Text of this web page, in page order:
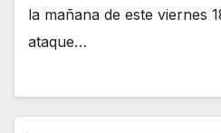
la mañana de este viernes
ataque…